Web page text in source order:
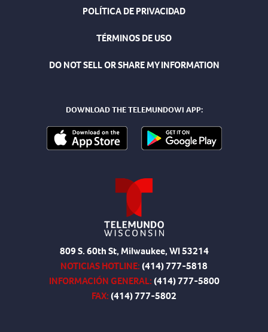
POLÍTICA DE PRIVACIDAD
TÉRMINOS DE USO
DO NOT SELL OR SHARE MY INFORMATION
DOWNLOAD THE TELEMUNDOWI APP:
809 S. 60th St, Milwaukee, WI 53214
NOTICIAS HOTLINE:(414) 777-5818
INFORMACIÓN GENERAL:(414) 777-5800
FAX:(414) 777-5802